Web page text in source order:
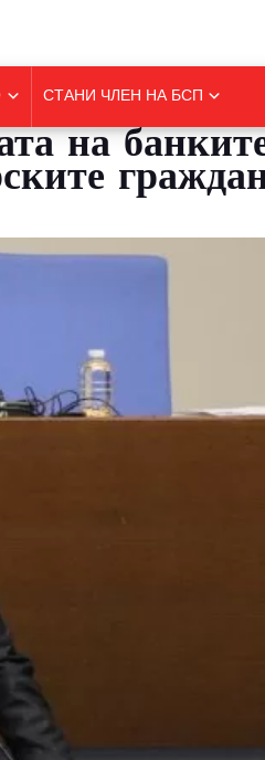
СТАНИ ЧЛЕН НА БСП
на